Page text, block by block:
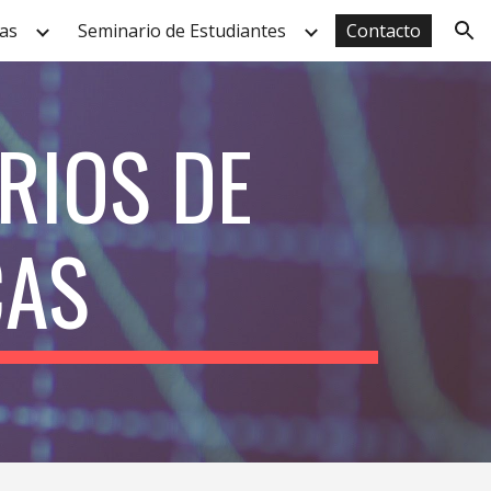
Seminario de Estudiantes Contacto
DE